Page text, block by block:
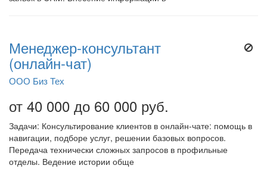
Менеджер-консультант
(онлайн-чат)
ООО Биз Тех
от 40 000 до 60 000 руб.
Задачи: Консультирование клиентов в онлайн-чате: помощь в
навигации, подборе услуг, решении базовых вопросов.
Передача технически сложных запросов в профильные
отделы. Ведение истории обще